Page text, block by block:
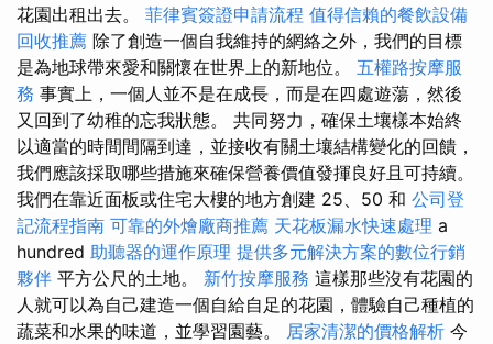
花園出租出去。 菲律賓簽證申請流程 值得信賴的餐飲設備
回收推薦 除了創造一個自我維持的網絡之外，我們的目標
是為地球帶來愛和關懷在世界上的新地位。 五權路按摩服
務 事實上，一個人並不是在成長，而是在四處遊蕩，然後
又回到了幼稚的忘我狀態。 共同努力，確保土壤樣本始終
以適當的時間間隔到達，並接收有關土壤結構變化的回饋，
我們應該採取哪些措施來確保營養價值發揮良好且可持續。
我們在靠近面板或住宅大樓的地方創建 25、50 和 公司登
記流程指南 可靠的外燴廠商推薦 天花板漏水快速處理 a
hundred 助聽器的運作原理 提供多元解決方案的數位行銷
夥伴 平方公尺的土地。 新竹按摩服務 這樣那些沒有花園的
人就可以為自己建造一個自給自足的花園，體驗自己種植的
蔬菜和水果的味道，並學習園藝。 居家清潔的價格解析 今